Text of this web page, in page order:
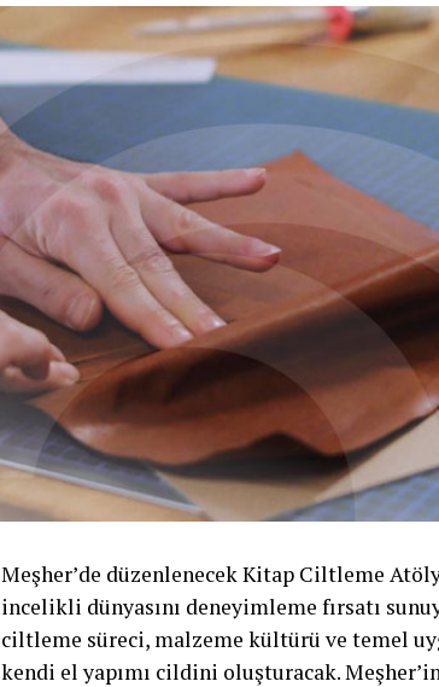
Meşher’de düzenlenecek Kitap Ciltleme
incelikli dünyasını deneyimleme fırsatı
ciltleme süreci, malzeme kültürü ve temel
kendi el yapımı cildini oluşturacak.